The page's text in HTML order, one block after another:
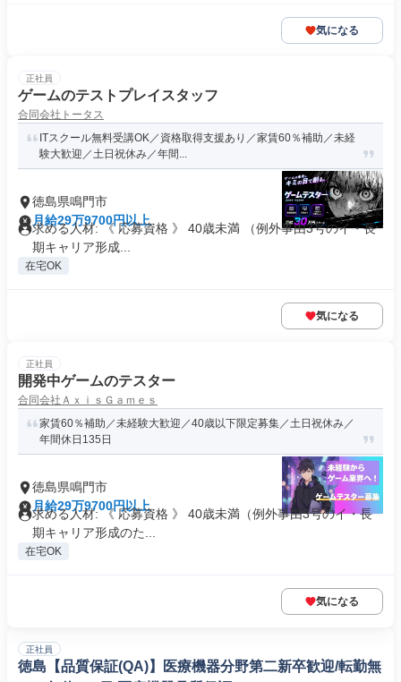
気になる
正社員
ゲームのテストプレイスタッフ
合同会社トータス
ITスクール無料受講OK／資格取得支援あり／家賃60％補助／未経
験大歓迎／土日祝休み／年間...
徳島県鳴門市
月給29万9700円以上
求める人材: 《 応募資格 》 40歳未満 （例外事由3号のイ・長
期キャリア形成...
在宅OK
気になる
正社員
開発中ゲームのテスター
合同会社ＡｘｉｓＧａｍｅｓ
家賃60％補助／未経験大歓迎／40歳以下限定募集／土日祝休み／
年間休日135日
徳島県鳴門市
月給29万9700円以上
求める人材: 《 応募資格 》 40歳未満（例外事由3号のイ・長
期キャリア形成のた...
在宅OK
気になる
正社員
徳島【品質保証(QA)】医療機器分野第二新卒歓迎/転勤無